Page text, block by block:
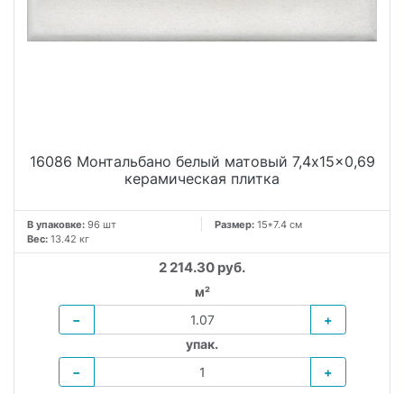
16086 Монтальбано белый матовый 7,4x15x0,69
керамическая плитка
В упаковке: 96 шт Размер: 15*7.4 см
Вес: 13.42 кг
2 214.30 руб.
м²
−
+
упак.
−
+